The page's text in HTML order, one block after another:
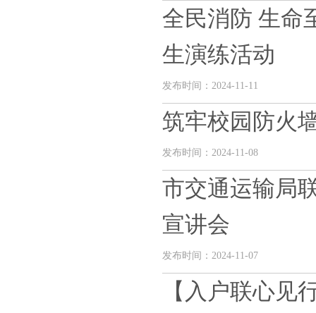
全民消防 生
生演练活动
发布时间：2024-11-11
筑牢校园防火
发布时间：2024-11-08
市交通运输局
宣讲会
发布时间：2024-11-07
【入户联心见